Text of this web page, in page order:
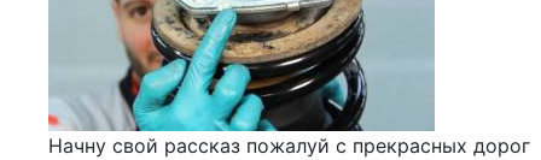
Начну свой рассказ пожалуй с прекрасных дорог